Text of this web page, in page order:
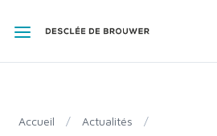
Accueil / Actualités /